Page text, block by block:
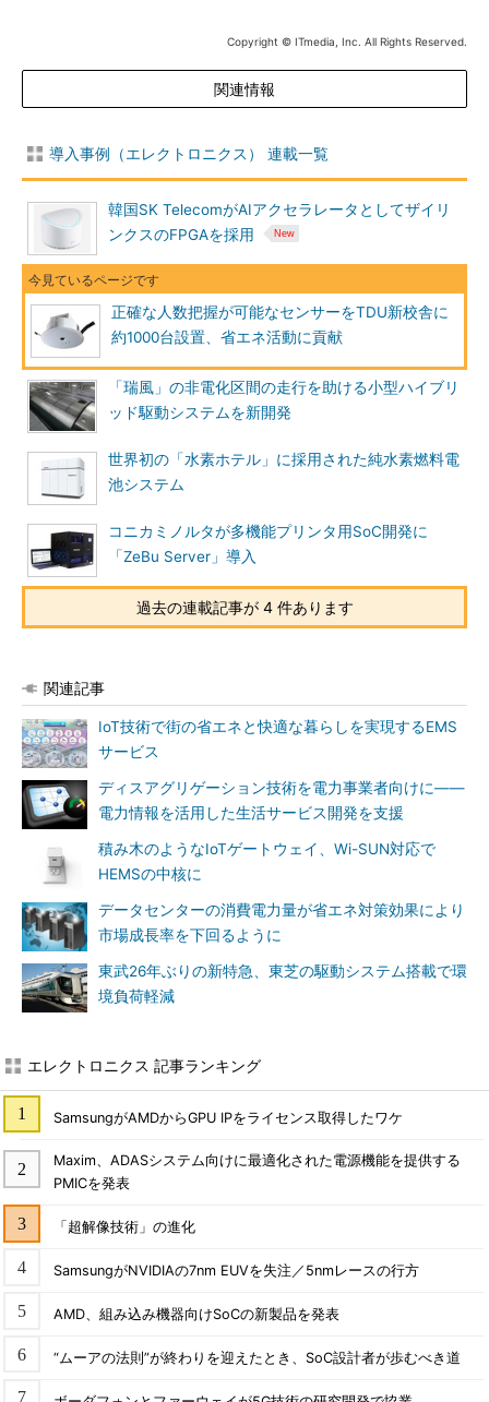
Copyright © ITmedia, Inc. All Rights Reserved.
関連情報
導入事例（エレクトロニクス） 連載一覧
韓国SK TelecomがAIアクセラレータとしてザイリ
ンクスのFPGAを採用
正確な人数把握が可能なセンサーをTDU新校舎に
約1000台設置、省エネ活動に貢献
「瑞風」の非電化区間の走行を助ける小型ハイブリ
ッド駆動システムを新開発
世界初の「水素ホテル」に採用された純水素燃料電
池システム
コニカミノルタが多機能プリンタ用SoC開発に
「ZeBu Server」導入
過去の連載記事が 4 件あります
関連記事
IoT技術で街の省エネと快適な暮らしを実現するEMS
サービス
ディスアグリゲーション技術を電力事業者向けに――
電力情報を活用した生活サービス開発を支援
積み木のようなIoTゲートウェイ、Wi-SUN対応で
HEMSの中核に
データセンターの消費電力量が省エネ対策効果により
市場成長率を下回るように
東武26年ぶりの新特急、東芝の駆動システム搭載で環
境負荷軽減
エレクトロニクス 記事ランキング
SamsungがAMDからGPU IPをライセンス取得したワケ
Maxim、ADASシステム向けに最適化された電源機能を提供する
PMICを発表
「超解像技術」の進化
SamsungがNVIDIAの7nm EUVを失注／5nmレースの行方
AMD、組み込み機器向けSoCの新製品を発表
“ムーアの法則”が終わりを迎えたとき、SoC設計者が歩むべき道